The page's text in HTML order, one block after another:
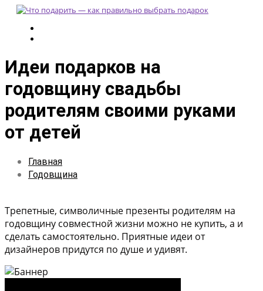
Идеи подарков на
годовщину свадьбы
родителям своими руками
от детей
Главная
Годовщина
Трепетные, символичные презенты родителям на
годовщину совместной жизни можно не купить, а и
сделать самостоятельно. Приятные идеи от
дизайнеров придутся по душе и удивят.